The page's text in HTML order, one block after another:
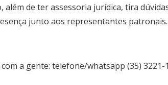
além de ter assessoria jurídica, tira
junto aos representantes patronais.
a gente: telefone/whatsapp (35) 3221-